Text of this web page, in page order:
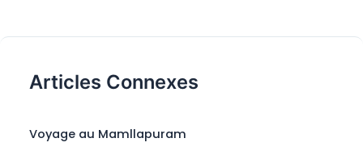
Articles Connexes
Voyage au Mamllapuram